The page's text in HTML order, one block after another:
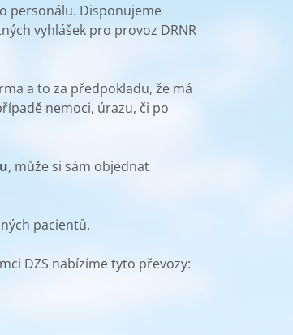
personálu. Disponujeme
vyhlášek pro provoz DRNR
a to za předpokladu, že má
nemoci, úrazu, či po
, může si sám objednat
pacientů.
DZS nabízíme tyto převozy: